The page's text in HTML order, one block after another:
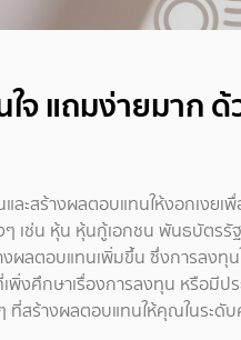
จ แถมง่ายมาก ด้
ละสร้างผลตอบแทนให้งอกเงย
เช่น หุ้น หุ้นกู้เอกชน พันธบัตรรั
งผลตอบแทนเพิ่มขึ้น ซึ่งการลง
พิ่งศึกษาเรื่องการลงทุน หรือมี
ที่สร้างผลตอบแทนให้คุณในระดั